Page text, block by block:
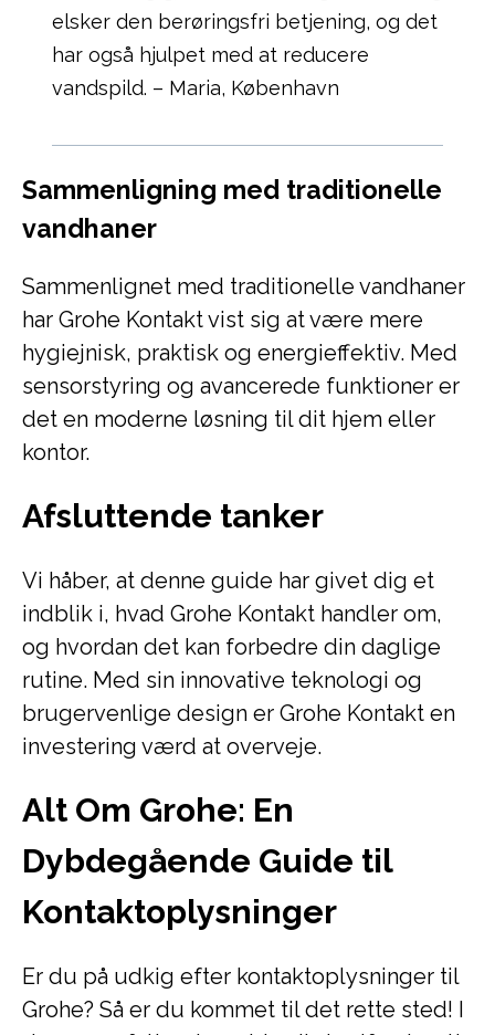
elsker den berøringsfri betjening, og det
har også hjulpet med at reducere
vandspild. – Maria, København
Sammenligning med traditionelle
vandhaner
Sammenlignet med traditionelle vandhaner
har Grohe Kontakt vist sig at være mere
hygiejnisk, praktisk og energieffektiv. Med
sensorstyring og avancerede funktioner er
det en moderne løsning til dit hjem eller
kontor.
Afsluttende tanker
Vi håber, at denne guide har givet dig et
indblik i, hvad Grohe Kontakt handler om,
og hvordan det kan forbedre din daglige
rutine. Med sin innovative teknologi og
brugervenlige design er Grohe Kontakt en
investering værd at overveje.
Alt Om Grohe: En
Dybdegående Guide til
Kontaktoplysninger
Er du på udkig efter kontaktoplysninger til
Grohe? Så er du kommet til det rette sted! I